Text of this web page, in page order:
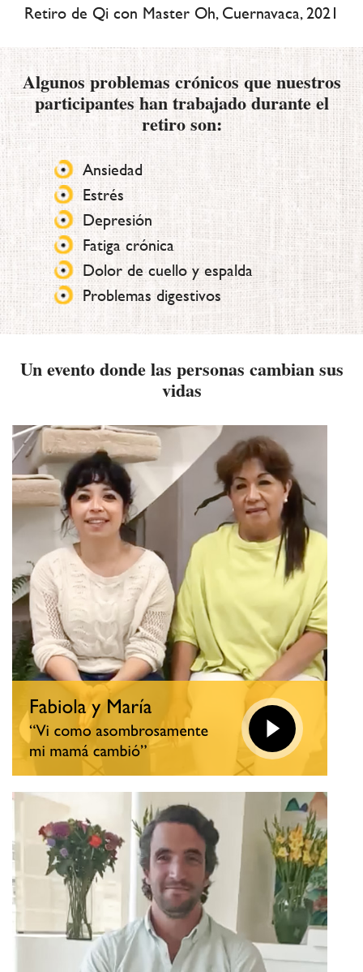
Retiro de Qi con Master Oh, Cuernavaca, 2021
Algunos problemas crónicos que nuestros
participantes hantrabajado durante el
retiro son:
Ansiedad
Estrés
Depresión
Fatiga crónica
Dolor de cuello y espalda
Problemas digestivos
Un evento donde las personas cambian sus
vidas